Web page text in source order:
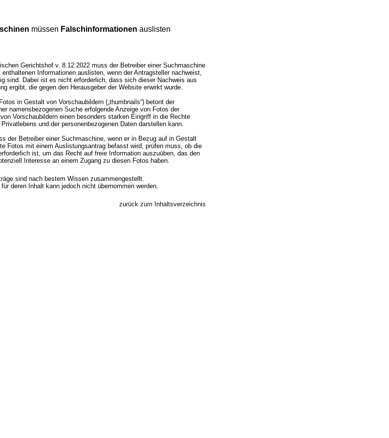
müssen Falschinformationen auslisten
Gerichtshof v. 8.12.2022 muss der Betreiber einer Suchmaschine
Informationen auslisten, wenn der Antragsteller nachweist,
sind. Dabei ist es nicht erforderlich, dass sich dieser Nachweis aus
ergibt, die gegen den Herausgeber der Website erwirkt wurde.
in Gestalt von Vorschaubildern („thumbnails“) betont der
namensbezogenen Suche erfolgende Anzeige von Fotos der
Vorschaubildern einen besonders starken Eingriff in die Rechte
und der personenbezogenen Daten darstellen kann.
der Betreiber einer Suchmaschine, wenn er in Bezug auf in Gestalt
Fotos mit einem Auslistungsantrag befasst wird, prüfen muss, ob die
ist, um das Recht auf freie Information auszuüben, das den
Interesse an einem Zugang zu diesen Fotos haben.
sind nach bestem Wissen zusammengestellt.
für deren Inhalt kann jedoch nicht übernommen werden.
zurück zum Inhaltsverzeichnis